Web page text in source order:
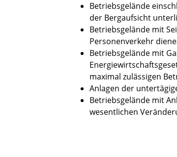
Betriebsgelände
der Bergaufsicht
Betriebsgelände mit
Personenverkehr
Betriebsgelände mit
maximal zulässigen
Anlagen der
Betriebsgelände mit
wesentlichen